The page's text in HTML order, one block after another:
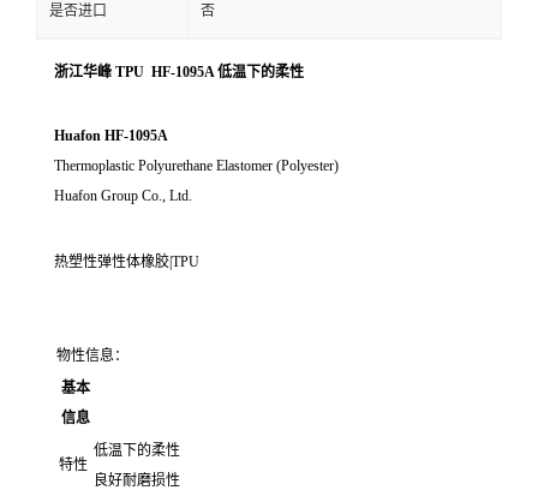
是否进口 否
浙江华峰 TPU HF-1095A 低温下的柔性
Huafon HF-1095A
Thermoplastic Polyurethane Elastomer (Polyester)
Huafon Group Co., Ltd.
热塑性弹性体橡胶|TPU
物性信息：
基本
信息
特性
低温下的柔性
良好耐磨损性